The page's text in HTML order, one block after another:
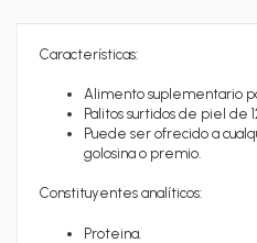
Características:
Alimento suplementario
Palitos surtidos de piel de
Puede ser ofrecido a
golosina o premio.
Constituyentes analíticos:
Proteina.